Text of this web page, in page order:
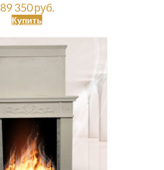
89 350 руб.
Купить